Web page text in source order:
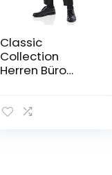
Classic
Collection
Herren Büro